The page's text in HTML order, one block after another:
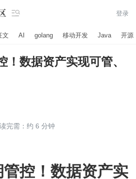
 登录
文 AI golang 移动开发 Java 开源
！数据资产实现可管、
完需：约 6 分钟
控！数据资产实